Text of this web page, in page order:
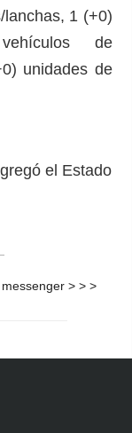
lanchas, 1 (+0)
de
unidades de
el Estado
> > >